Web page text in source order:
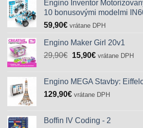
Engino Inventor
10 bonusovými modelmi
59,90€ vrátane DPH
Engino Maker Girl 20v1
29,90€ Pôvodná
29,90€.
15,90€Aktuálna
15,90€.
vrátane DPH
Engino MEGA Stavby:
129,90€ vrátane DPH
Boffin IV Coding - 2